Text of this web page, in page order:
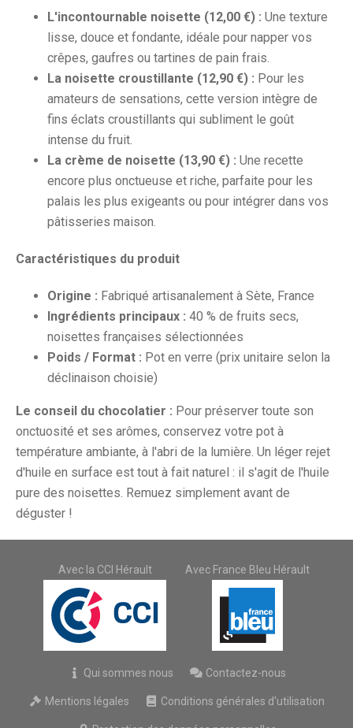
L'incontournable noisette (12,00 €) : Une texture
lisse, douce et fondante, idéale pour napper vos
crêpes, gaufres ou tartines de pain frais.
La noisette croustillante (12,90 €) : Pour les
amateurs de sensations, cette version intègre de
fins éclats croustillants qui subliment le goût
intense du fruit.
La crème de noisette (13,90 €) : Une recette
encore plus onctueuse et riche, parfaite pour les
palais les plus exigeants ou pour intégrer dans vos
pâtisseries maison.
Caractéristiques du produit
Origine : Fabriqué artisanalement à Sète, France
Ingrédients principaux : 40 % de fruits secs,
noisettes françaises sélectionnées
Poids / Format : Pot en verre (prix unitaire selon la
déclinaison choisie)
Le conseil du chocolatier : Pour préserver toute son
onctuosité et ses arômes, conservez votre pot à
température ambiante, à l'abri de la lumière. Un léger rejet
d'huile en surface est tout à fait naturel : il s'agit de l'huile
pure des noisettes. Remuez simplement avant de
déguster !
Avec la CCI Hérault Avec France Bleu Hérault
Qui sommes nous Contactez-nous
Mentions légales Conditions générales d'utilisation